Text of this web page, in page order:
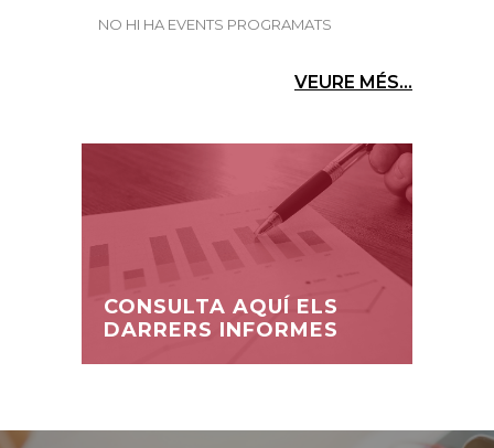
NO HI HA EVENTS PROGRAMATS
VEURE MÉS...
CONSULTA AQUÍ ELS
DARRERS INFORMES